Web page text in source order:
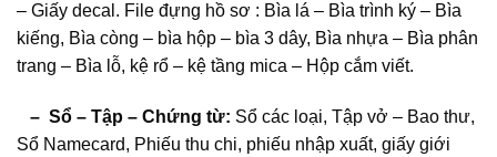
– Giấy decal. File đựng hồ sơ : Bìa lá – Bìa trình ký – Bìa
kiếng, Bìa còng – bìa hộp – bìa 3 dây, Bìa nhựa – Bìa phân
trang – Bìa lỗ, kệ rổ – kệ tầng mica – Hộp cắm viết.
– Sổ – Tập – Chứng từ: Sổ các loại, Tập vở – Bao thư,
Sổ Namecard, Phiếu thu chi, phiếu nhập xuất, giấy giới